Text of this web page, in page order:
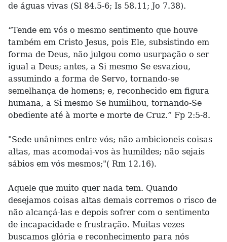
de águas vivas (Sl 84.5-6; Is 58.11; Jo 7.38).
“Tende em vós o mesmo sentimento que houve
também em Cristo Jesus, pois Ele, subsistindo em
forma de Deus, não julgou como usurpação o ser
igual a Deus; antes, a Si mesmo Se esvaziou,
assumindo a forma de Servo, tornando-se
semelhança de homens; e, reconhecido em figura
humana, a Si mesmo Se humilhou, tornando-Se
obediente até à morte e morte de Cruz.” Fp 2:5-8.
"Sede unânimes entre vós; não ambicioneis coisas
altas, mas acomodai-vos às humildes; não sejais
sábios em vós mesmos;"( Rm 12.16).
Aquele que muito quer nada tem. Quando
desejamos coisas altas demais corremos o risco de
não alcançá-las e depois sofrer com o sentimento
de incapacidade e frustração. Muitas vezes
buscamos glória e reconhecimento para nós